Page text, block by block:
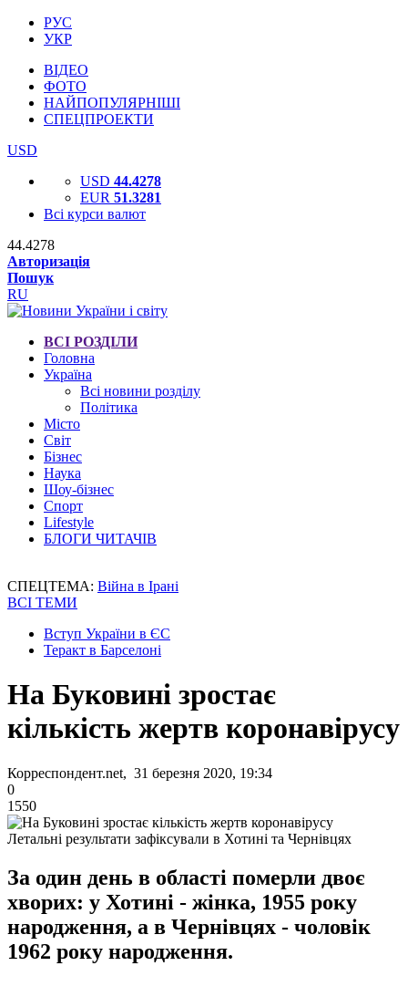
РУС
УКР
ВІДЕО
ФОТО
НАЙПОПУЛЯРНІШІ
СПЕЦПРОЕКТИ
USD
USD 44.4278
EUR 51.3281
Всі курси валют
44.4278
Авторизація
Пошук
RU
ВСІ РОЗДІЛИ
Головна
Україна
Всі новини розділу
Політика
Місто
Світ
Бізнес
Наука
Шоу-бізнес
Спорт
Lifestyle
БЛОГИ ЧИТАЧІВ
СПЕЦТЕМА: Війна в Ірані
ВСІ ТЕМИ
Вступ України в ЄС
Теракт в Барселоні
На Буковині зростає
кількість жертв коронавірусу
Корреспондент.net, 31 березня 2020, 19:34
0
1550
Летальні результати зафіксували в Хотині та Чернівцях
За один день в області померли двоє
хворих: у Хотині - жінка, 1955 року
народження, а в Чернівцях - чоловік
1962 року народження.